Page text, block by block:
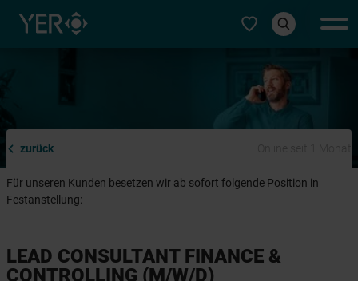
Typ auswählen
zurück
Für unseren Kunden besetzen wir ab sofort folgende Position in
Festanstellung:
LEAD CONSULTANT FINANCE &
CONTROLLING (M/W/D)